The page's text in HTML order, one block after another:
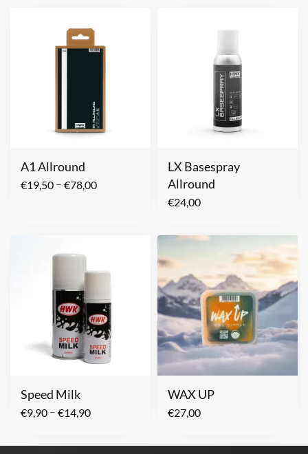
A1 Allround
€19,50 – €78,00
LX Basespray
Allround
€24,00
Speed Milk
€9,90 – €14,90
WAX UP
€27,00